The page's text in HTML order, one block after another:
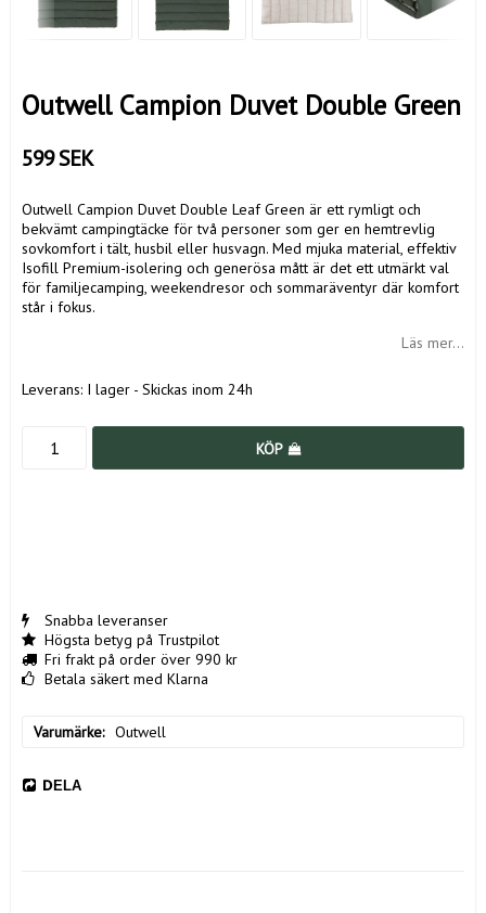
Outwell Campion Duvet Double Green
599 SEK
Outwell Campion Duvet Double Leaf Green är ett rymligt och
bekvämt campingtäcke för två personer som ger en hemtrevlig
sovkomfort i tält, husbil eller husvagn. Med mjuka material, effektiv
Isofill Premium-isolering och generösa mått är det ett utmärkt val
för familjecamping, weekendresor och sommaräventyr där komfort
står i fokus.
Läs mer...
Leverans: I lager - Skickas inom 24h
KÖP
Snabba leveranser
Högsta betyg på Trustpilot
Fri frakt på order över 990 kr
Betala säkert med Klarna
Varumärke Outwell
DELA